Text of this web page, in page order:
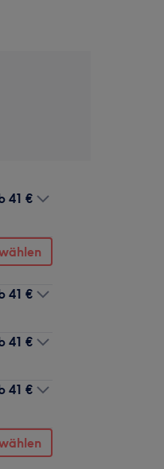
41 €
41 €
41 €
41 €